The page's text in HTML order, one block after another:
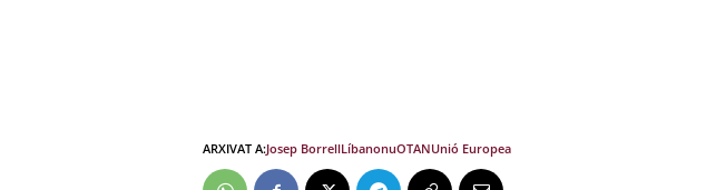
ARXIVAT A:Josep BorrellLíbanonuOTANUnió Europea